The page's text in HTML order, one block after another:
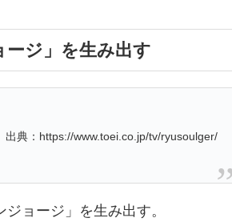
ージ」を生み出す
出典：https://www.toei.co.jp/tv/ryusoulger/
ョージ」を生み出す。